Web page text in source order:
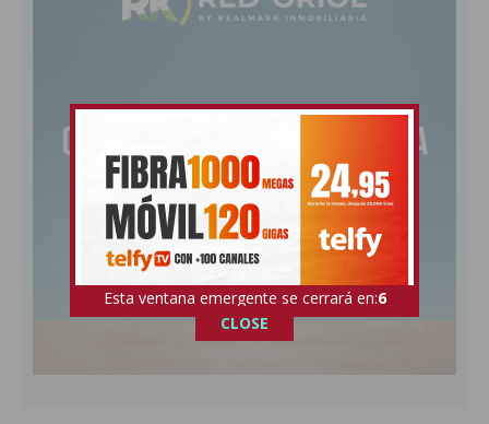
Esta ventana emergente se cerrará en:5
CLOSE